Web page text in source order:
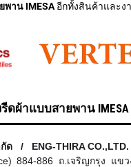
พาน IMESAอีกทั้งสินค้าและง
รีดผ้าแบบสายพาน
ด / ENG-THIRA CO.,LTD.
884-886 ถ.เจริญกรุง แข